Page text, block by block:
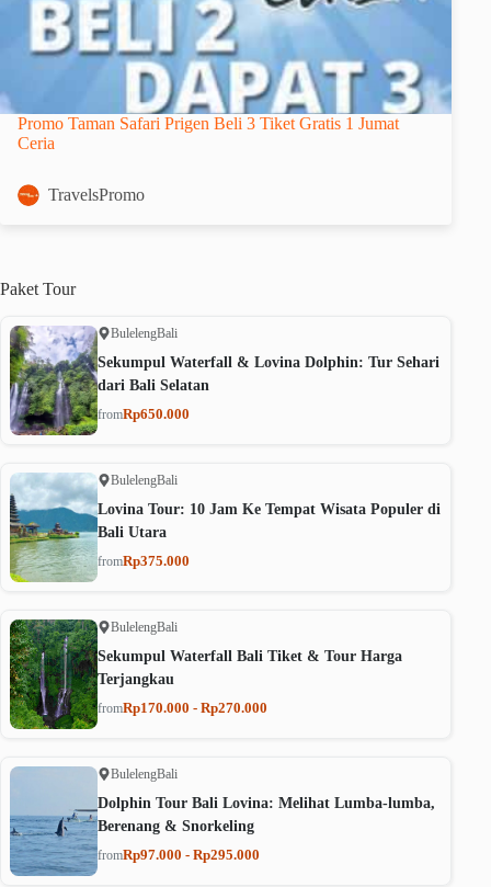
Promo Taman Safari Prigen Beli 3 Tiket Gratis 1 Jumat
Ceria
TravelsPromo
Paket Tour
BulelengBali
Sekumpul Waterfall & Lovina Dolphin: Tur Sehari
dari Bali Selatan
fromRp650.000
BulelengBali
Lovina Tour: 10 Jam Ke Tempat Wisata Populer di
Bali Utara
fromRp375.000
BulelengBali
Sekumpul Waterfall Bali Tiket & Tour Harga
Terjangkau
fromRp170.000 - Rp270.000
BulelengBali
Dolphin Tour Bali Lovina: Melihat Lumba-lumba,
Berenang & Snorkeling
fromRp97.000 - Rp295.000